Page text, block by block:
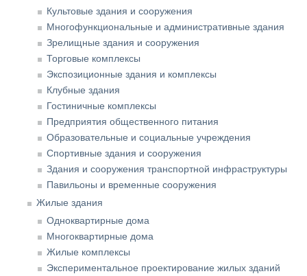
Культовые здания и сооружения
Многофункциональные и административные здания
Зрелищные здания и сооружения
Торговые комплексы
Экспозиционные здания и комплексы
Клубные здания
Гостиничные комплексы
Предприятия общественного питания
Образовательные и социальные учреждения
Спортивные здания и сооружения
Здания и сооружения транспортной инфраструктуры
Павильоны и временные сооружения
Жилые здания
Одноквартирные дома
Многоквартирные дома
Жилые комплексы
Экспериментальное проектирование жилых зданий